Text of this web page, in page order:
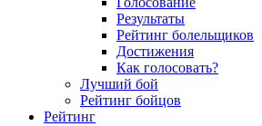
Результаты
Рейтинг болельщиков
Достижения
Как голосовать?
Лучший бой
Рейтинг бойцов
Рейтинг